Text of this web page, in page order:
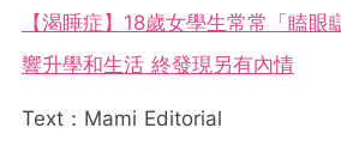
【渴睡症】18歲女學生常常「瞌
響升學和生活 終發現另有內情
Text：Mami Editorial